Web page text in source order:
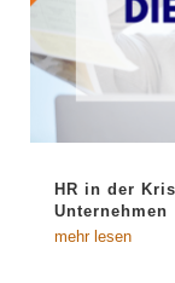
HR in der
Unternehmen
mehr lesen